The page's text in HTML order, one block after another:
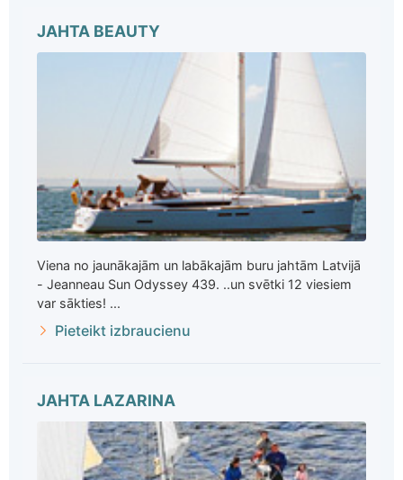
JAHTA BEAUTY
Viena no jaunākajām un labākajām buru jahtām Latvijā
- Jeanneau Sun Odyssey 439. ..un svētki 12 viesiem
var sākties! ...
Pieteikt izbraucienu
JAHTA LAZARINA